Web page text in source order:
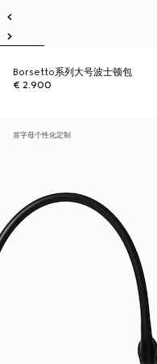
Borsetto系列大号波士顿包
€ 2.900
首字母个性化定制